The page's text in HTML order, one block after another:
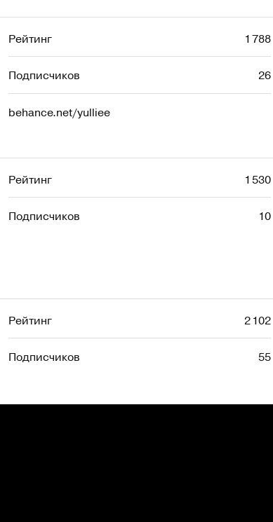
Рейтинг 1 788
Подписчиков 26
behance.net/yulliee
Рейтинг 1 530
Подписчиков 10
Рейтинг 2 102
Подписчиков 55